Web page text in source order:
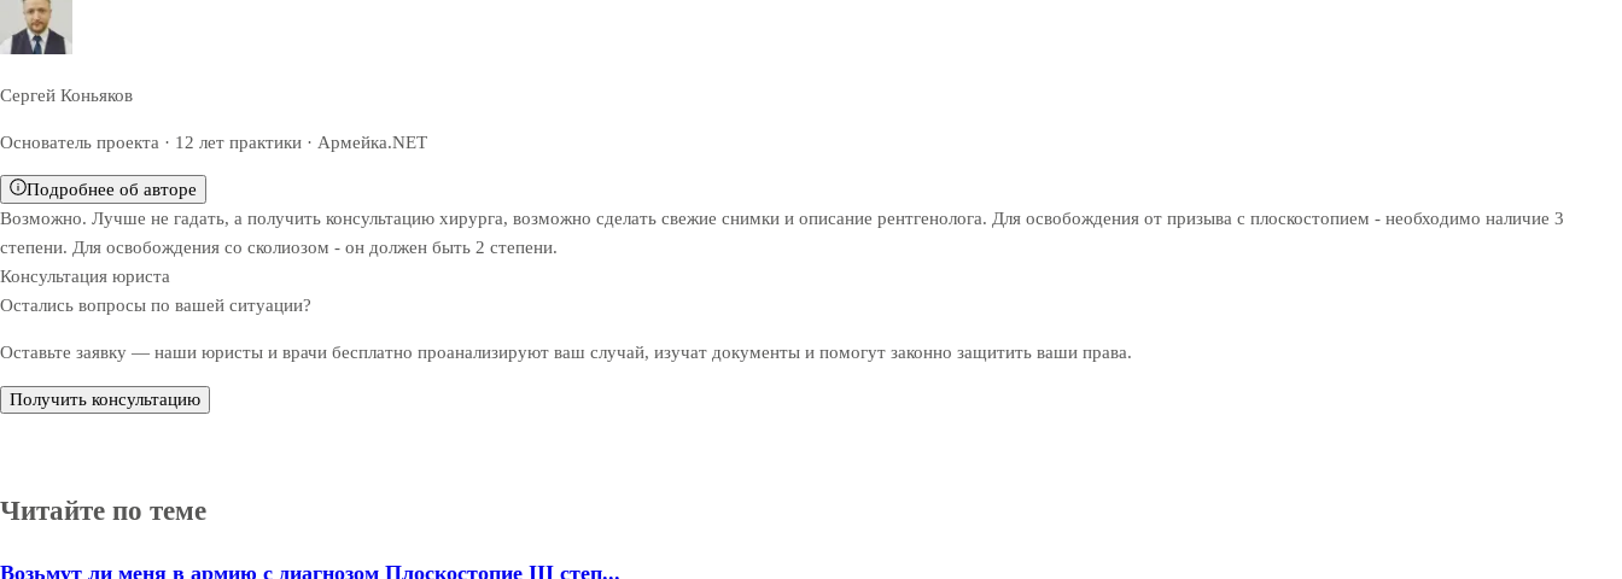
Сергей Коньяков
Основатель проекта · 12 лет практики · Армейка.NET
Подробнее об авторе
Возможно. Лучше не гадать, а получить консультацию хирурга, возможно сделать свежие снимки и описание рентгенолога. Для освобождения от призыва с плоскостопием - необходимо наличие 3
степени. Для освобождения со сколиозом - он должен быть 2 степени.
Консультация юриста
Остались вопросы по вашей ситуации?
Оставьте заявку — наши юристы и врачи бесплатно проанализируют ваш случай, изучат документы и помогут законно защитить ваши права.
Получить консультацию
Читайте по теме
Возьмут ли меня в армию с диагнозом Плоскостопие III степ...